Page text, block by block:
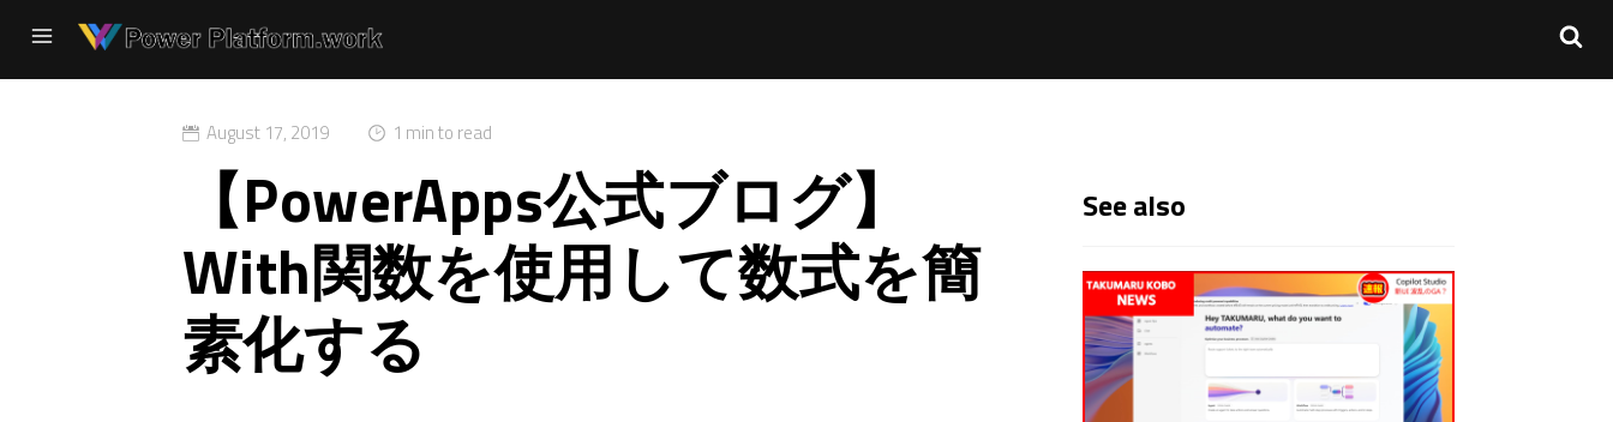
August 17, 2019 1 min to read
【PowerApps公式ブログ】
With関数を使用して数式を簡
素化する
See also